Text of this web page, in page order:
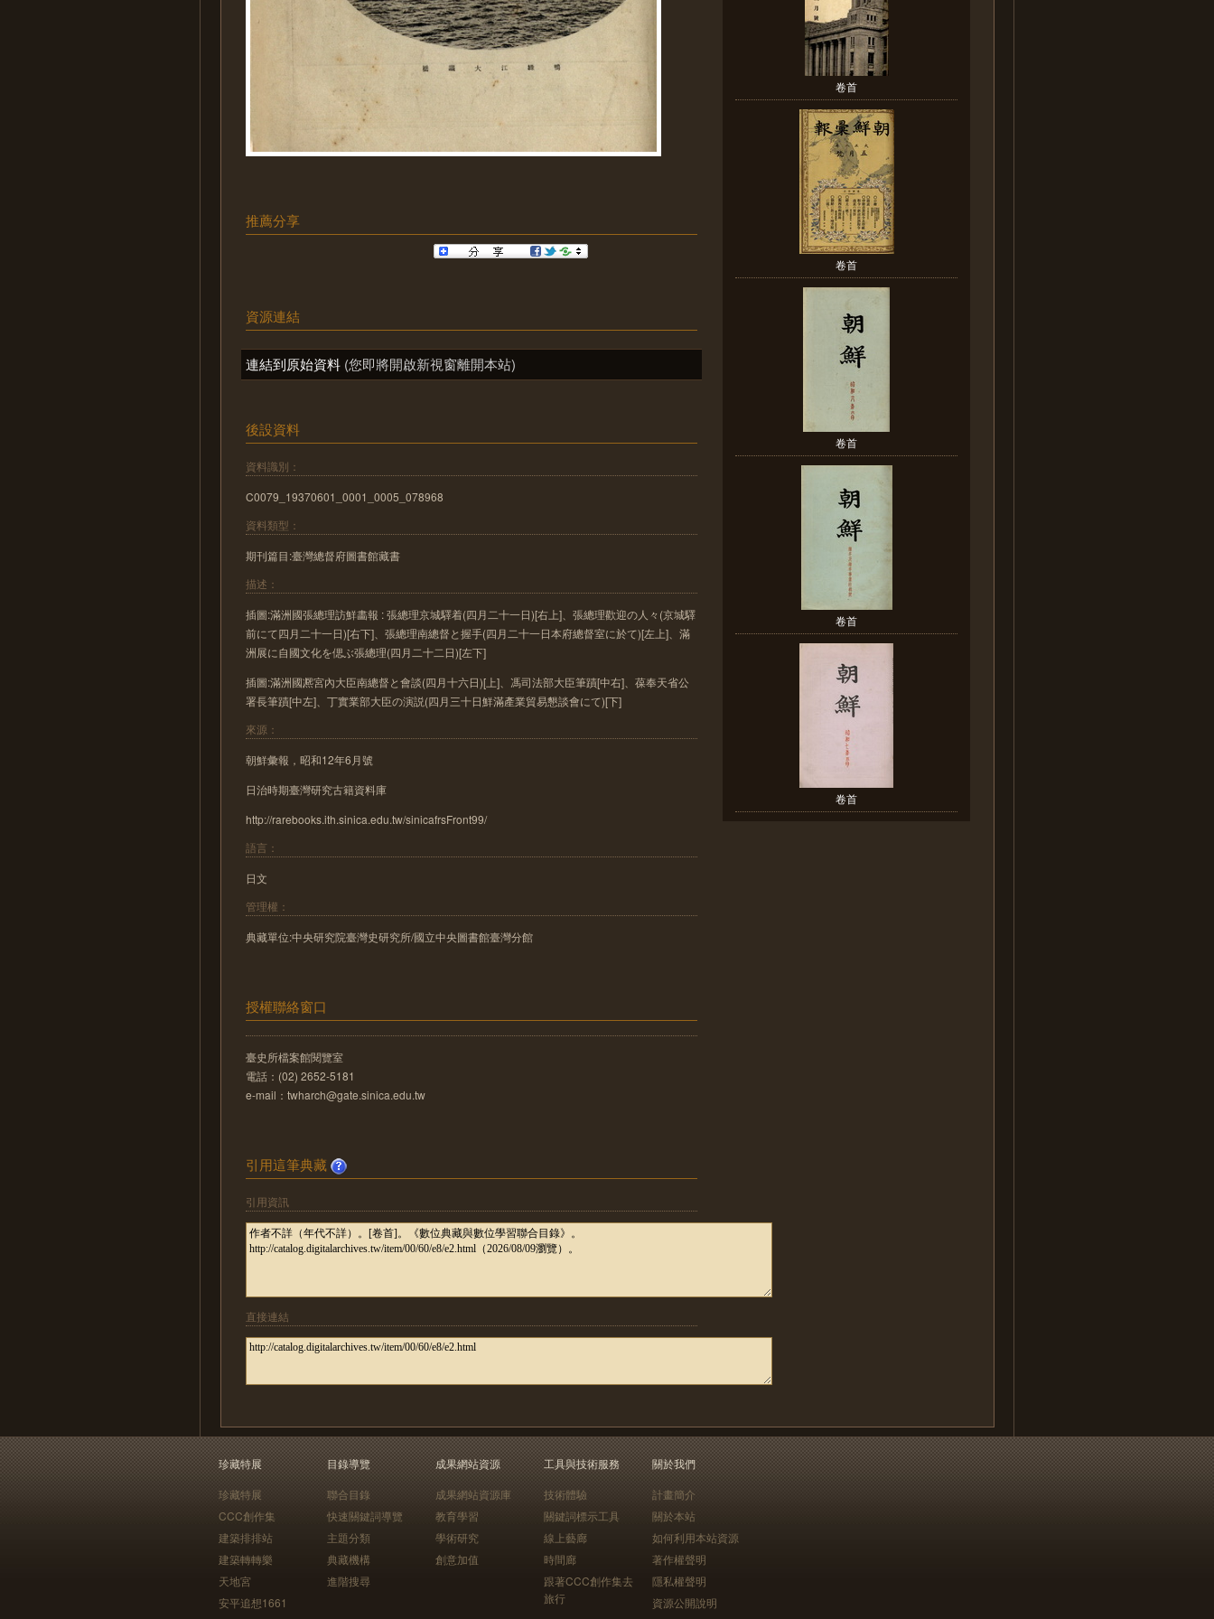
推薦分享
資源連結
連結到原始資料 (您即將開啟新視窗離開本站)
後設資料
資料識別：
C0079_19370601_0001_0005_078968
資料類型：
期刊篇目:臺灣總督府圖書館藏書
描述：
插圖:滿洲國張總理訪鮮畵報 : 張總理京城驛着(四月二十一日)[右上]、張總理歡迎の人々(京城驛
前にて四月二十一日)[右下]、張總理南總督と握手(四月二十一日本府總督室に於て)[左上]、滿
洲展に自國文化を偲ぶ張總理(四月二十二日)[左下]
插圖:滿洲國凞宮內大臣南總督と會談(四月十六日)[上]、馮司法部大臣筆蹟[中右]、葆奉天省公
署長筆蹟[中左]、丁實業部大臣の演説(四月三十日鮮滿產業貿易懇談會にて)[下]
來源：
朝鮮彙報，昭和12年6月號
日治時期臺灣研究古籍資料庫
http://rarebooks.ith.sinica.edu.tw/sinicafrsFront99/
語言：
日文
管理權：
典藏單位:中央研究院臺灣史研究所/國立中央圖書館臺灣分館
授權聯絡窗口
臺史所檔案館閱覽室
電話：(02) 2652-5181
e-mail：twharch@gate.sinica.edu.tw
引用這筆典藏
引用資訊
直接連結
卷首
卷首
卷首
卷首
卷首
珍藏特展
珍藏特展
CCC創作集
建築排排站
建築轉轉樂
天地宮
安平追想1661
目錄導覽
聯合目錄
快速關鍵詞導覽
主題分類
典藏機構
進階搜尋
成果網站資源
成果網站資源庫
教育學習
學術研究
創意加值
工具與技術服務
技術體驗
關鍵詞標示工具
線上藝廊
時間廊
跟著CCC創作集去
旅行
關於我們
計畫簡介
關於本站
如何利用本站資源
著作權聲明
隱私權聲明
資源公開說明